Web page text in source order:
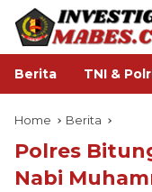
Berita TNI &
Home Berita
Polres
Nabi